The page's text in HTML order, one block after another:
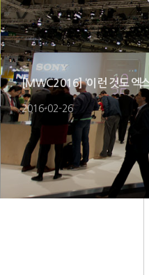
[MWC2016] ‘이런 것도 엑
2016-02-26